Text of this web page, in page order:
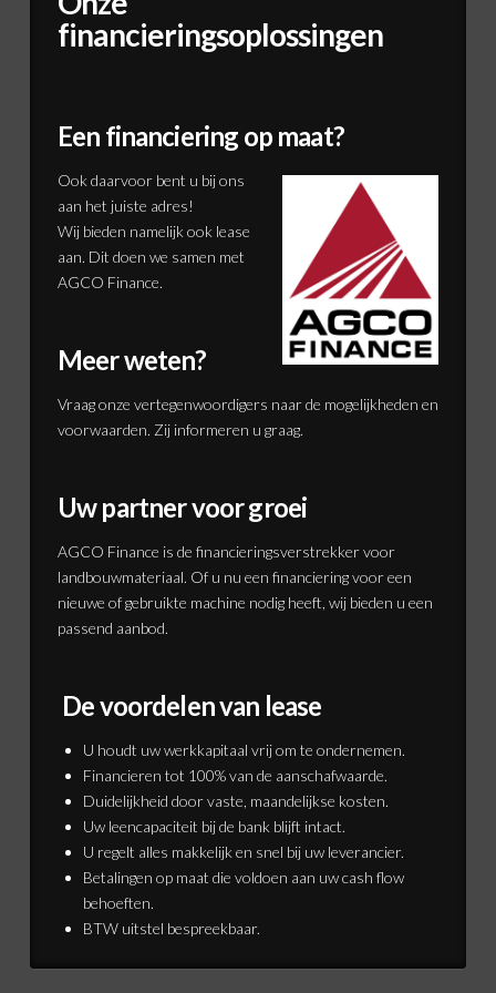
financieringsoplossingen
Een financiering op maat?
Ook daarvoor bent u bij ons
aan het juiste adres!
Wij bieden namelijk ook lease
aan. Dit doen we samen met
AGCO Finance.
Meer weten?
Vraag onze vertegenwoordigers naar de mogelijkheden en
voorwaarden. Zij informeren u graag.
Uw partner voor groei
AGCO Finance is de financieringsverstrekker voor
landbouwmateriaal. Of u nu een financiering voor een
nieuwe of gebruikte machine nodig heeft, wij bieden u een
passend aanbod.
De voordelen van lease
U houdt uw werkkapitaal vrij om te ondernemen.
Financieren tot 100% van de aanschafwaarde.
Duidelijkheid door vaste, maandelijkse kosten.
Uw leencapaciteit bij de bank blijft intact.
U regelt alles makkelijk en snel bij uw leverancier.
Betalingen op maat die voldoen aan uw cash flow
behoeften.
BTW uitstel bespreekbaar.